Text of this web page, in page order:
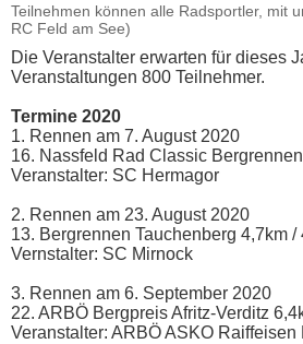
Teilnehmen können alle Radsportler, mit
RC Feld am See)
Die Veranstalter erwarten für dieses
Veranstaltungen 800 Teilnehmer.
Termine 2020
1. Rennen am 7. August 2020
16. Nassfeld Rad Classic
Veranstalter: SC Hermagor
2. Rennen am 23. August 2020
13. Bergrennen Tauchenberg 4,7km /
Vernstalter: SC Mirnock
3. Rennen am 6. September 2020
22. ARBÖ Bergpreis Afritz-Verditz
Veranstalter: ARBÖ ASKO